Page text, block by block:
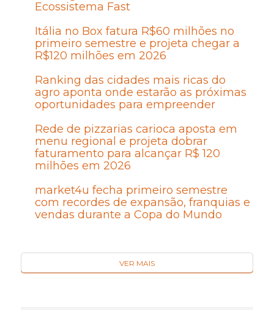
Ecossistema Fast
Itália no Box fatura R$60 milhões no
primeiro semestre e projeta chegar a
R$120 milhões em 2026
Ranking das cidades mais ricas do
agro aponta onde estarão as próximas
oportunidades para empreender
Rede de pizzarias carioca aposta em
menu regional e projeta dobrar
faturamento para alcançar R$ 120
milhões em 2026
market4u fecha primeiro semestre
com recordes de expansão, franquias e
vendas durante a Copa do Mundo
VER MAIS